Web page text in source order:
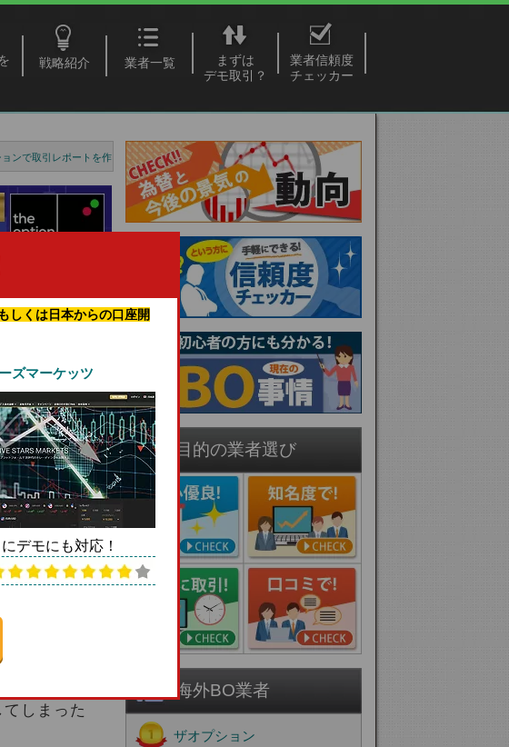
しくは日本からの口座開
ズマーケッツ
デモにも対応！
戦略紹介 業者一覧
まずは
デモ取引？
業者信頼度
チェッカー
ンで取引レポートを作
！？
ます。です
ず減らせま
のです
った取
しまった
目的の業者選び
海外BO業者
ザオプション